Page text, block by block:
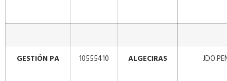
GESTIÓN PA 10555410 ALGECIRAS